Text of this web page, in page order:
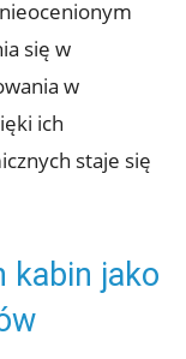
się w⁤
w
ich
staje się‌
kabin jako